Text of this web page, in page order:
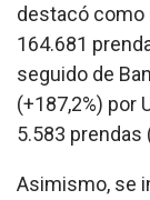
destacó como
164.681
seguido de
(+187,2%) por
5.583 prendas
Asimismo, se